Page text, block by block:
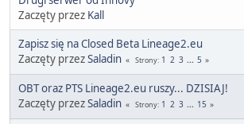
Zaczęty przez Kall
Zapisz się na Closed Beta Lineage2.eu
Zaczęty przezSaladin Strony 1 2 3 ... 5
OBT oraz PTS Lineage2.eu ruszy... DZISIAJ!
Zaczęty przezSaladin Strony 1 2 3 ... 15